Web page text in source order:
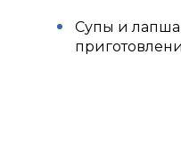
Супы и лапша